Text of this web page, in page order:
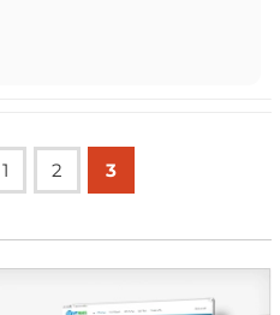
1 2 3